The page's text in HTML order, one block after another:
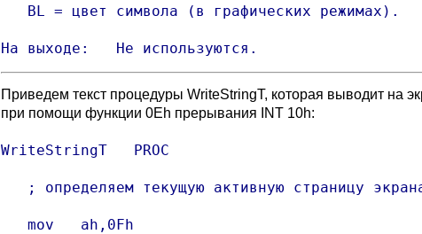
   BL = цвет символа (в графических режимах).
На выходе:   Не используются.
Приведем текст процедуры WriteStringT, которая выводит на
при помощи функции 0Eh прерывания INT 10h:
WriteStringT   PROC
; определяем текущую активную страницу
   mov   ah,0Fh